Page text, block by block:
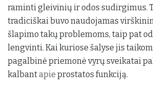
raminti gleivinių ir odos sudirgimus.
tradiciškai buvo naudojamas
šlapimo takų problemoms, taip pat
lengvinti. Kai kuriose šalyse jis
pagalbinė priemonė vyrų sveikatai
kalbantapie prostatos funkciją.